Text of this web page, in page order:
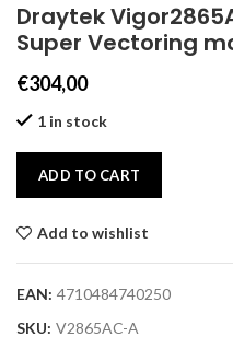
Draytek
Super Vectoring
€304,00
1 in stock
ADD TO CART
Add to wishlist
EAN: 4710484740250
SKU: V2865AC-A